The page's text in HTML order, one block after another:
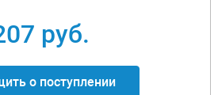
руб.
о поступлении